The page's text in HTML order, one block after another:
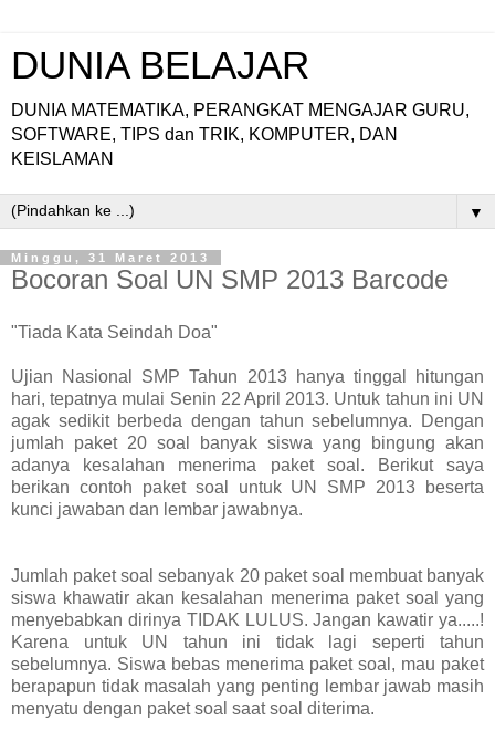
DUNIA BELAJAR
DUNIA MATEMATIKA, PERANGKAT MENGAJAR GURU,
SOFTWARE, TIPS dan TRIK, KOMPUTER, DAN
KEISLAMAN
▼
Minggu, 31 Maret 2013
Bocoran Soal UN SMP 2013 Barcode
"Tiada Kata Seindah Doa"
Ujian Nasional SMP Tahun 2013 hanya tinggal hitungan
hari, tepatnya mulai Senin 22 April 2013. Untuk tahun ini UN
agak sedikit berbeda dengan tahun sebelumnya. Dengan
jumlah paket 20 soal banyak siswa yang bingung akan
adanya kesalahan menerima paket soal. Berikut saya
berikan contoh paket soal untuk UN SMP 2013 beserta
kunci jawaban dan lembar jawabnya.
Jumlah paket soal sebanyak 20 paket soal membuat banyak
siswa khawatir akan kesalahan menerima paket soal yang
menyebabkan dirinya TIDAK LULUS. Jangan kawatir ya.....!
Karena untuk UN tahun ini tidak lagi seperti tahun
sebelumnya. Siswa bebas menerima paket soal, mau paket
berapapun tidak masalah yang penting lembar jawab masih
menyatu dengan paket soal saat soal diterima.